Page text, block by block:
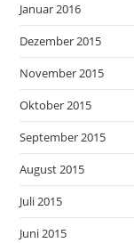
Januar 2016
Dezember 2015
November 2015
Oktober 2015
September 2015
August 2015
Juli 2015
Juni 2015